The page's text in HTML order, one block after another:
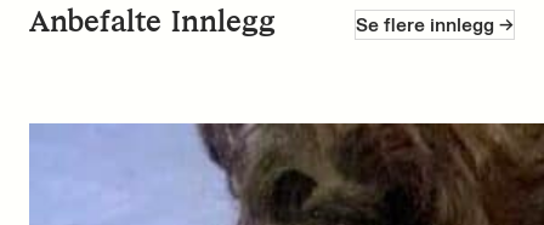
Anbefalte Innlegg Se flere innlegg ->